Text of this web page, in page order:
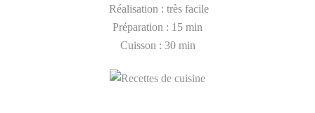
Réalisation : très facile
Préparation : 15 min
Cuisson : 30 min